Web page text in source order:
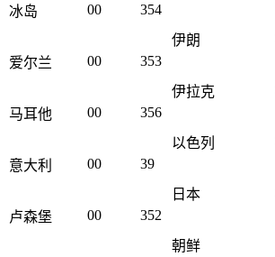
冰岛 00 354
爱尔兰 00 353
马耳他 00 356
意大利 00 39
卢森堡 00 352
伊朗
伊拉克
以色列
日本
朝鲜